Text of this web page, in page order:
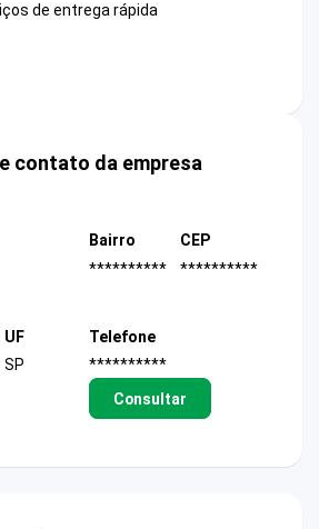
de entrega rápida
contato da empresa
Bairro
**********
CEP
**********
UF
SP
Telefone
**********
Consultar